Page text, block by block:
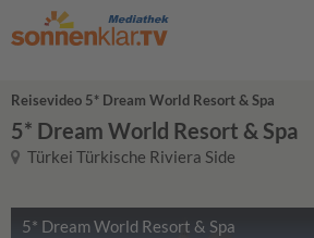
Reisevideo 5* Dream World Resort & Spa
5* Dream World Resort & Spa
Türkei Türkische Riviera Side
5* Dream World Resort & Spa